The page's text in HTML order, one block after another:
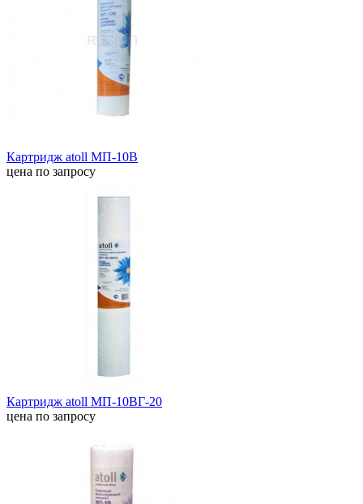
Картридж atoll МП-10В
цена по запросу
Картридж atoll МП-10ВГ-20
цена по запросу